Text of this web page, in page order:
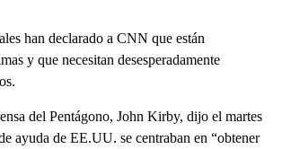
han declarado a CNN que están
y que necesitan desesperadamente
del Pentágono, John Kirby, dijo el martes
ayuda de EE.UU. se centraban en “obtener